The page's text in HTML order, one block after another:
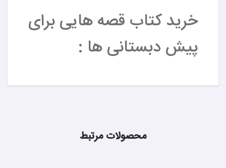
خرید کتاب قصه هایی برای
پیش دبستانی ها :
محصولات مرتبط